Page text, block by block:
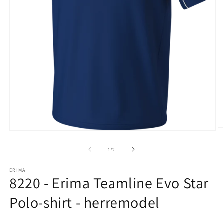
1 /af2
ERIMA
8220 - Erima Teamline Evo Star
Polo-shirt - herremodel